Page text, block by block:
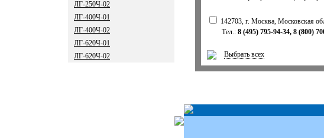
ЛГ-250Ч-02
ЛГ-400Ч-01
ЛГ-400Ч-02
ЛГ-620Ч-01
ЛГ-620Ч-02
142703, г. Москва, Московская
Тел.: 8 (495) 795-94-34, 8 (800)
Выбрать всех